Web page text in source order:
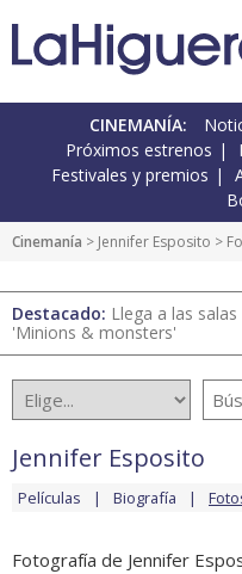
CINEMANÍA:
Próximos estrenos
Festivales y premios
Cinemanía > Jennifer Esposito >
Destacado: Llega a las
'Minions & monsters'
Jennifer Esposito
Películas Biografía
Fotografía de Jennifer